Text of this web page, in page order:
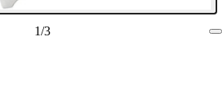
1/3